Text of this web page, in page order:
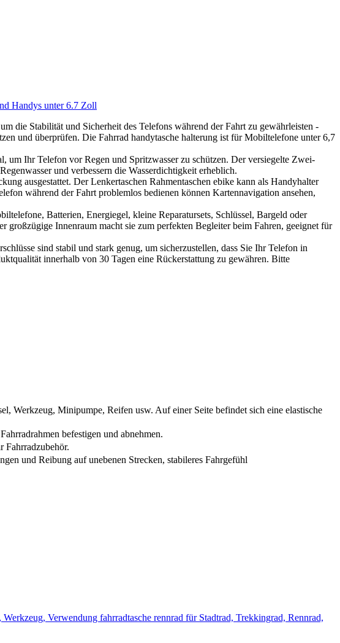
Handys unter 6.7 Zoll
die Stabilität und Sicherheit des Telefons während der Fahrt zu gewährleisten -
und überprüfen. Die Fahrrad handytasche halterung ist für Mobiltelefone unter 6,7
um Ihr Telefon vor Regen und Spritzwasser zu schützen. Der versiegelte Zwei-
und verbessern die Wasserdichtigkeit erheblich.
ausgestattet. Der Lenkertaschen Rahmentaschen ebike kann als Handyhalter
während der Fahrt problemlos bedienen können Kartennavigation ansehen,
Batterien, Energiegel, kleine Reparatursets, Schlüssel, Bargeld oder
Innenraum macht sie zum perfekten Begleiter beim Fahren, geeignet für
sind stabil und stark genug, um sicherzustellen, dass Sie Ihr Telefon in
innerhalb von 30 Tagen eine Rückerstattung zu gewähren. Bitte
Werkzeug, Minipumpe, Reifen usw. Auf einer Seite befindet sich eine elastische
befestigen und abnehmen.
Fahrradzubehör.
und Reibung auf unebenen Strecken, stabileres Fahrgefühl
Verwendung fahrradtasche rennrad für Stadtrad, Trekkingrad, Rennrad,